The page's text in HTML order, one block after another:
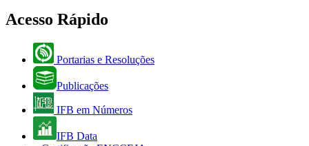
Acesso Rápido
Portarias e Resoluções
Publicações
IFB em Números
IFB Data